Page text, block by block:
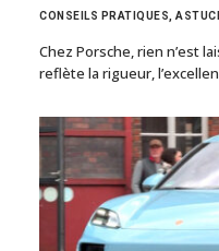
CONSEILS PRATIQUES,
Chez Porsche, rien n’est
reflète la rigueur,